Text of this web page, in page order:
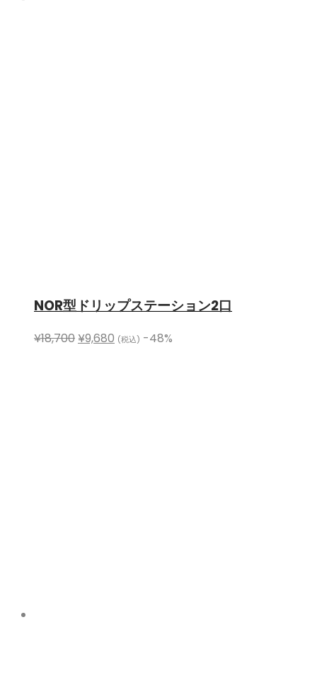
NOR型ドリップステーション2口
¥18,700 ¥9,680 (税込) -48%